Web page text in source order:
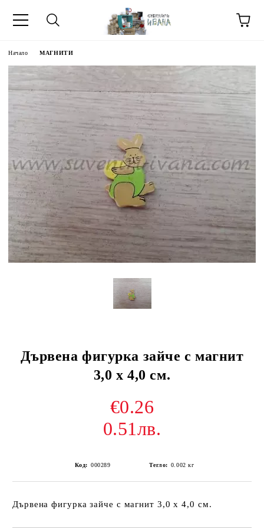
ЗА
Начало МАГНИТИ
Дървена фигурка зайче с магнит
3,0 х 4,0 см.
€0.26
0.51лв.
Код: 000289 Тегло: 0.002 кг
Дървена фигурка зайче с магнит 3,0 х 4,0 см.